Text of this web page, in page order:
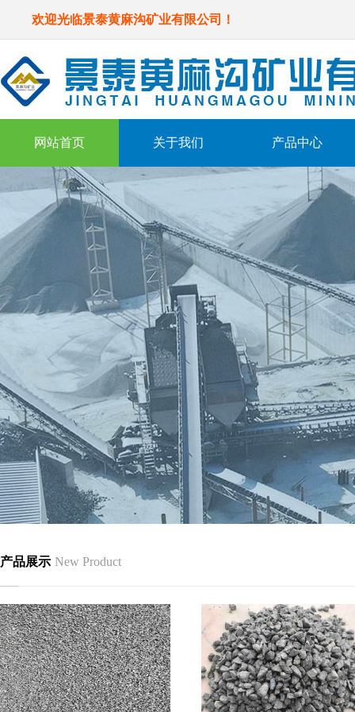
欢迎光临景泰黄麻沟矿业有限公司！
网站首页 关于我们 产品中心
产品展示 New Product